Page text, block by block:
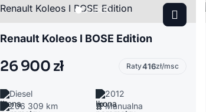
Renault Koleos I BOSE Edition
26 900 zł Raty416zł/msc
Diesel
2012
206 309 km
Manualna